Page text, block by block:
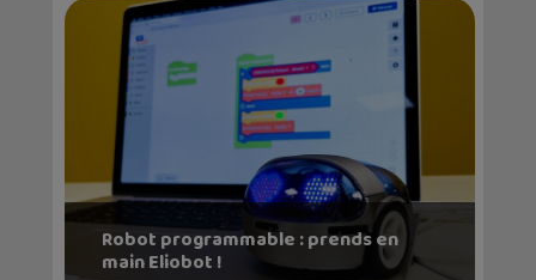
Robot programmable : prends en
main Eliobot !